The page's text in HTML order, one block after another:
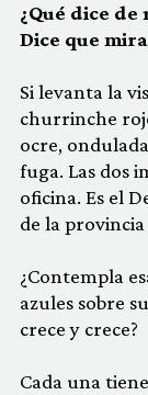
¿Qué dice de
Dice que
Si levanta la
churrinche
ocre,
fuga. Las dos
oficina. Es el
de la provincia
¿Contempla
azules sobre
crece y crece?
Cada una